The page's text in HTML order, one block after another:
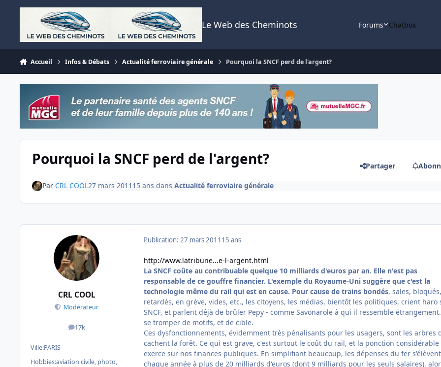
Aller au contenu
Le Web des Cheminots Forums Chatbox
Accueil Infos & Débats Actualité ferroviaire générale Pourquoi la SNCF perd de l'argent?
Pourquoi la SNCF perd de l'argent? Partager
Par CRL COOL27 mars 2011 15 ans dans Actualité ferroviaire générale
CRL COOL
Modérateur
17k
messages
Ville:PARIS
Hobbies:aviation civile, photo,
Publication: 27 mars 2011 15 ans
http://www.latribune...e-l-argent.html
La SNCF coûte au contribuable quelque 10 milliards d'euros par an. Elle n'est pas
responsable de ce gouffre financier. L'exemple du Royaume-Uni suggère que c'est la
technologie même du rail qui est en cause. Pour cause de trains bondés, sales, bloqués,
retardés, en grève, vides, etc., les citoyens, les médias, bientôt les politiques, crient haro
SNCF, et parlent déjà de brûler Pepy - comme Savonarole à qui il ressemble
se tromper de motifs, et de cible.
Ces dysfonctionnements, évidemment très pénalisants pour les usagers, sont les arbres
cachent la forêt. Ce qui est grave, c'est surtout le coût du rail, et la ponction
exerce sur nos finances publiques. En simplifiant beaucoup, les dépenses du fer s'élèvent
chaque année à plus de 20 milliards d'euros (dont 9 milliards pour les seuls salaires),